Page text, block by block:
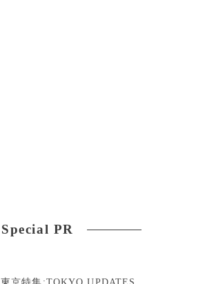
Special PR
東京特集:TOKYO UPDATES